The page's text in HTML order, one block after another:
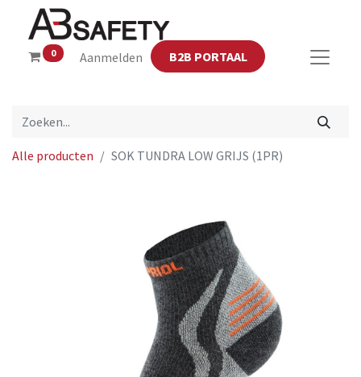
0 Aanmelden B2B PORTAAL
Alle producten SOK TUNDRA LOW GRIJS (1PR)